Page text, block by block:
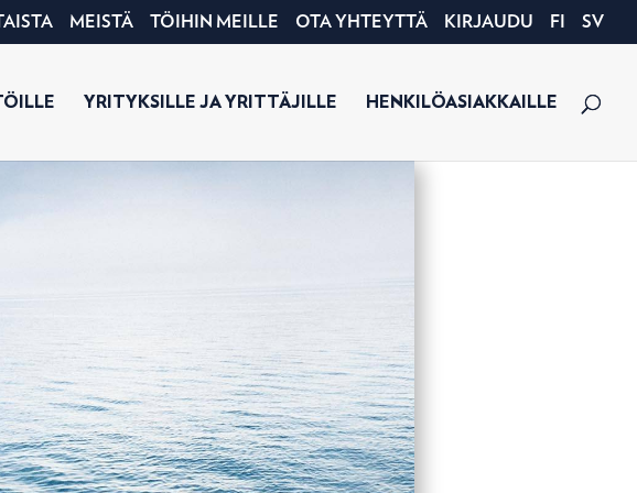
MEISTÄ TÖIHIN MEILLE OTA YHTEYTTÄ KIRJAUDU FI SV
YRITYKSILLE JA YRITTÄJILLE HENKILÖASIAKKAILLE